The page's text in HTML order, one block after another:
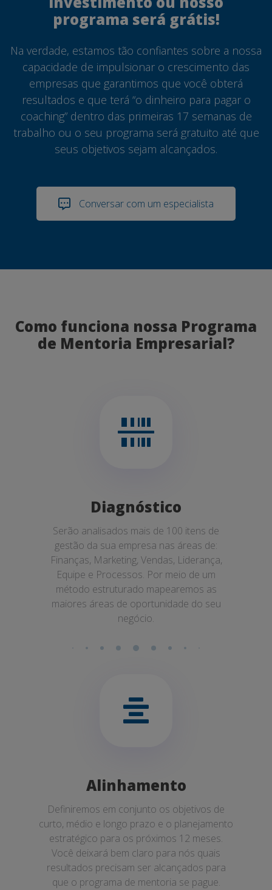
programa será grátis!
Na verdade, estamos tão confiantes sobre a nossa
capacidade de impulsionar o crescimento das
empresas que garantimos que você obterá
resultados e que terá “o dinheiro para pagar o
coaching” dentro das primeiras 17 semanas de
trabalho ou o seu programa será gratuito até que
seus objetivos sejam alcançados.
Conversar com um especialista
Como funciona nossa Programa
de Mentoria Empresarial?
Diagnóstico
Serão analisados mais de 100 itens de
gestão da sua empresa nas áreas de:
Finanças, Marketing, Vendas, Liderança,
Equipe e Processos. Por meio de um
método estruturado mapearemos as
maiores áreas de oportunidade do seu
negócio.
Alinhamento
Definiremos em conjunto os objetivos de
curto, médio e longo prazo e o planejamento
estratégico para os próximos 12 meses.
Você deixará bem claro para nós quais
resultados precisam ser alcançados para
que o programa de mentoria se pague.